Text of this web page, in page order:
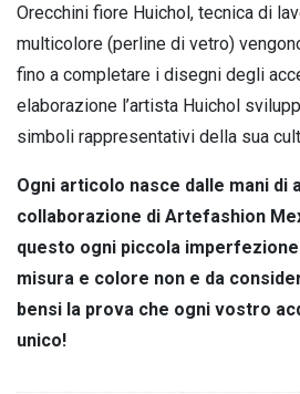
Orecchini fiore Huichol, tecnica di
multicolore (perline di vetro)
fino a completare i disegni degli
elaborazione l’artista Huichol
simboli rappresentativi della sua
Ogni articolo nasce dalle mani di
collaborazione di Artefashion
questo ogni piccola
misura e colore non e da
bensi la prova che ogni vostro
unico!